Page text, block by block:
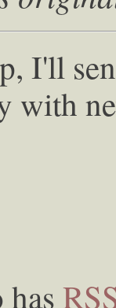
I'll
with
has